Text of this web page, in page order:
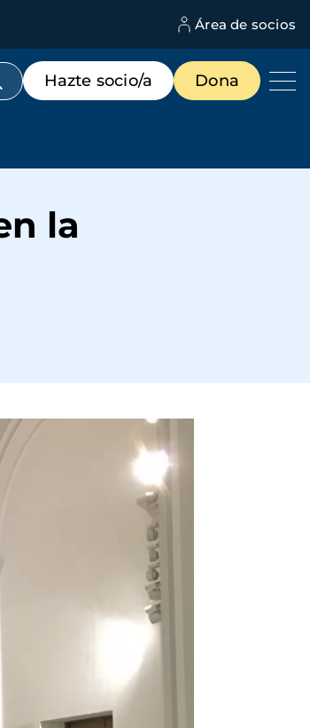
Área de socios
Menú
de
destacados
Hazte socio/a Dona
la